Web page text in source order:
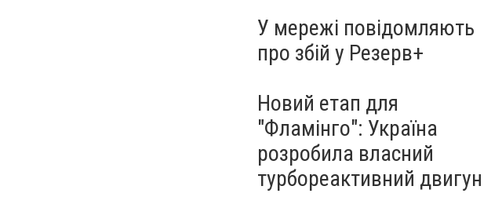
У мережі повідомляють
про збій у Резерв+
Новий етап для
"Фламінго": Україна
розробила власний
турбореактивний двигун